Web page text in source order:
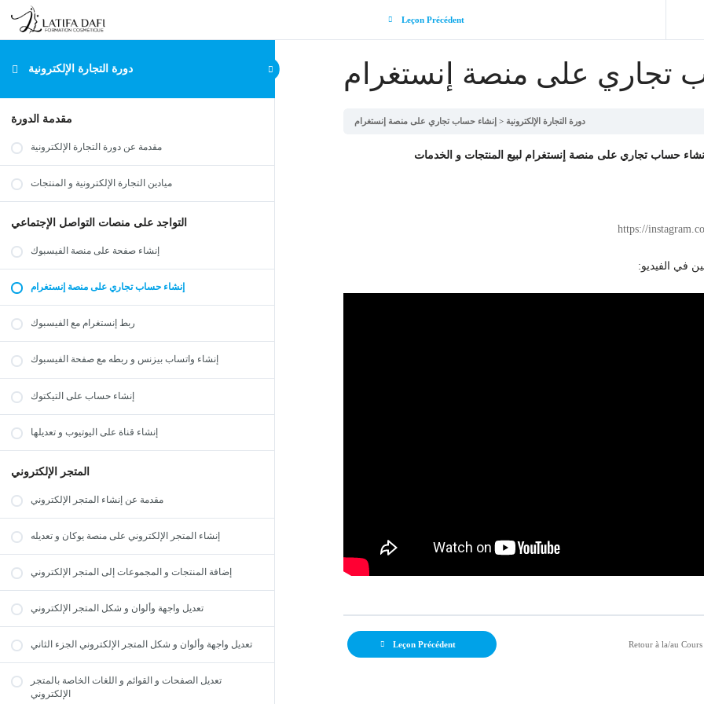
دورة التجارة الإلكترونية
مقدمة الدورة
مقدمة عن دورة التجارة الإلكترونية
ميادين التجارة الإلكترونية و المنتجات
التواجد على منصات التواصل الإجتماعي
إنشاء صفحة على منصة الفيسبوك
إنشاء حساب تجاري على منصة إنستغرام
ربط إنستغرام مع الفيسبوك
إنشاء واتساب بيزنس و ربطه مع صفحة الفيسبوك
إنشاء حساب على التيكتوك
إنشاء قناة على اليوتيوب و تعديلها
المتجر الإلكتروني
مقدمة عن إنشاء المتجر الإلكتروني
إنشاء المتجر الإلكتروني على منصة يوكان و تعديله
إضافة المنتجات و المجموعات إلى المتجر الإلكتروني
تعديل واجهة وألوان و شكل المتجر الإلكتروني
تعديل واجهة وألوان و شكل المتجر الإلكتروني الجزء الثاني
تعديل الصفحات و القوائم و اللغات الخاصة بالمتجر
الإلكتروني
Leçon Précédent
تجاري على منصة إنستغرام
دورة التجارة الإلكترونية إنشاء حساب تجاري على منصة إنستغرام
حساب تجاري على منصة إنستغرام لبيع المنتجات و الخدمات
https://
في الفيديو
Leçon Précédent Retour à la/au Cours